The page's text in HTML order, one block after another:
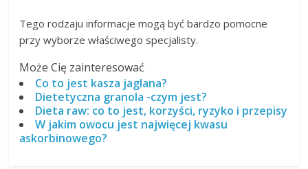
Tego rodzaju informacje mogą być bardzo pomocne
przy wyborze właściwego specjalisty.
Może Cię zainteresować
Co to jest kasza jaglana?
Dietetyczna granola -czym jest?
Dieta raw: co to jest, korzyści, ryzyko i przepisy
W jakim owocu jest najwięcej kwasu
askorbinowego?